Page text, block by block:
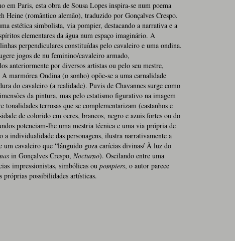
em Paris, esta obra de Sousa Lopes inspira-se num poema
Heine (romântico alemão), traduzido por Gonçalves Crespo.
estética simbolista, via pompier, destacando a narrativa e a
elementares da água num espaço imaginário. A
perpendiculares constituídas pelo cavaleiro e uma ondina.
jogos de nu feminino/cavaleiro armado,
anteriormente por diversos artistas ou pelo seu mestre,
marmórea Ondina (o sonho) opõe-se a uma carnalidade
do cavaleiro (a realidade). Puvis de Chavannes surge como
da pintura, mas pelo estatismo figurativo na imagem
tonalidades terrosas que se complementarizam (castanhos e
de colorido em ocres, brancos, negro e azuis fortes ou do
potenciam-lhe uma mestria técnica e uma via própria de
a individualidade das personagens, ilustra narrativamente a
um cavaleiro que “lânguido goza carícias divinas/ À luz do
in Gonçalves Crespo, Nocturno). Oscilando entre uma
impressionistas, simbólicas ou pompiers, o autor parece
próprias possibilidades artísticas.